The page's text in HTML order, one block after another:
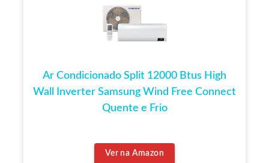
Ar Condicionado Split 12000 Btus High
Wall Inverter Samsung Wind Free Connect
Quente e Frio
Ver na Amazon